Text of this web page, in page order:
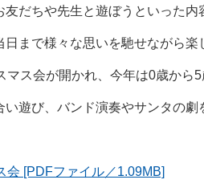
友だちや先生と遊ぼうといった内
日まで様々な思いを馳せながら楽
マス会が開かれ、今年は0歳から
い遊び、バンド演奏やサンタの劇
会 [PDFファイル／1.09MB]